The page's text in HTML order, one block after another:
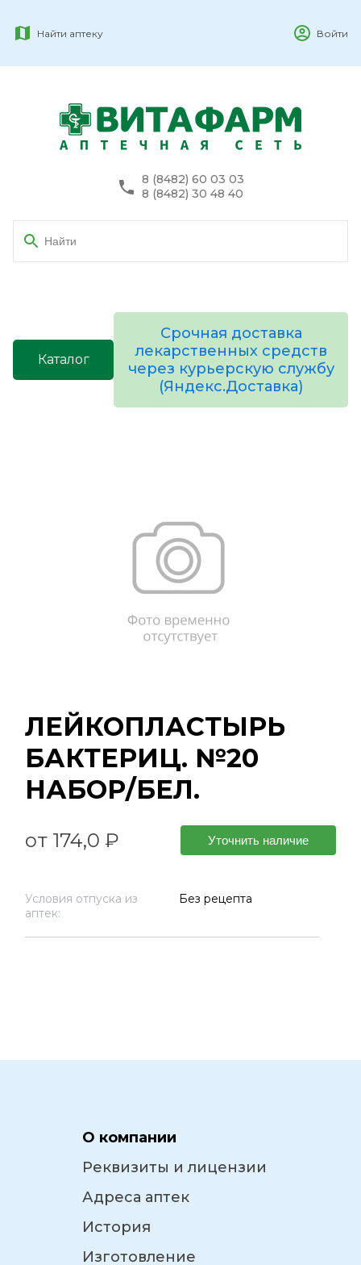
Найти аптеку Войти
8 (8482) 60 03 03
8 (8482) 30 48 40
Каталог
Срочная доставка
лекарственных средств
через курьерскую службу
(Яндекс.Доставка)
ЛЕЙКОПЛАСТЫРЬ
БАКТЕРИЦ. №20
НАБОР/БЕЛ.
от 174,0 ₽ Уточнить наличие
Условия отпуска из
аптек:
Без рецепта
О компании
Реквизиты и лицензии
Адреса аптек
История
Изготовление